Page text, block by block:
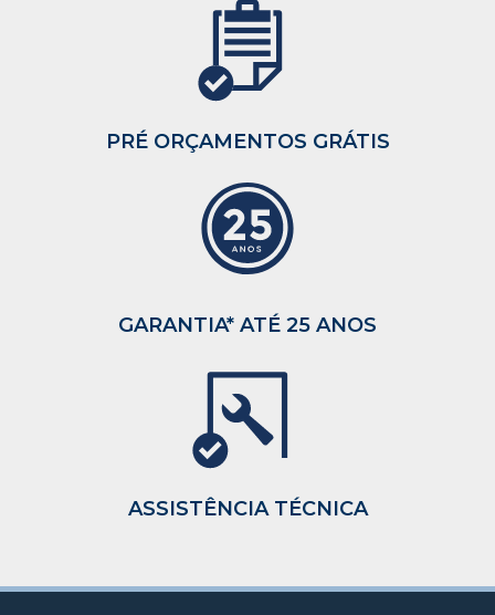
PRÉ ORÇAMENTOS GRÁTIS
GARANTIA* ATÉ 25 ANOS
ASSISTÊNCIA TÉCNICA